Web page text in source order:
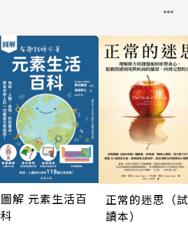
圖解 元素生活百
科
正常的迷思（試
讀本）